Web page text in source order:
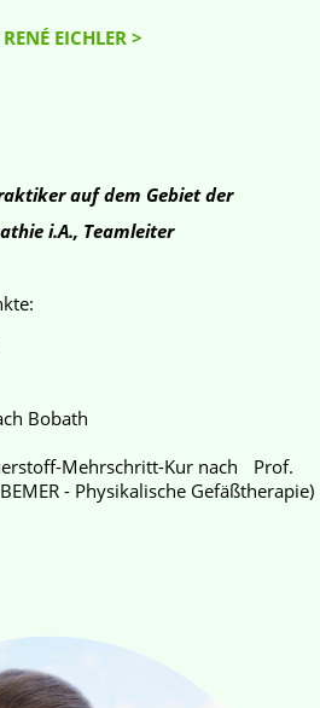
auf dem Gebiet der
i.A., Teamleiter
Bobath
Mehrschritt-Kur nach Prof.
- Physikalische Gefäßtherapie)
EICHLER >